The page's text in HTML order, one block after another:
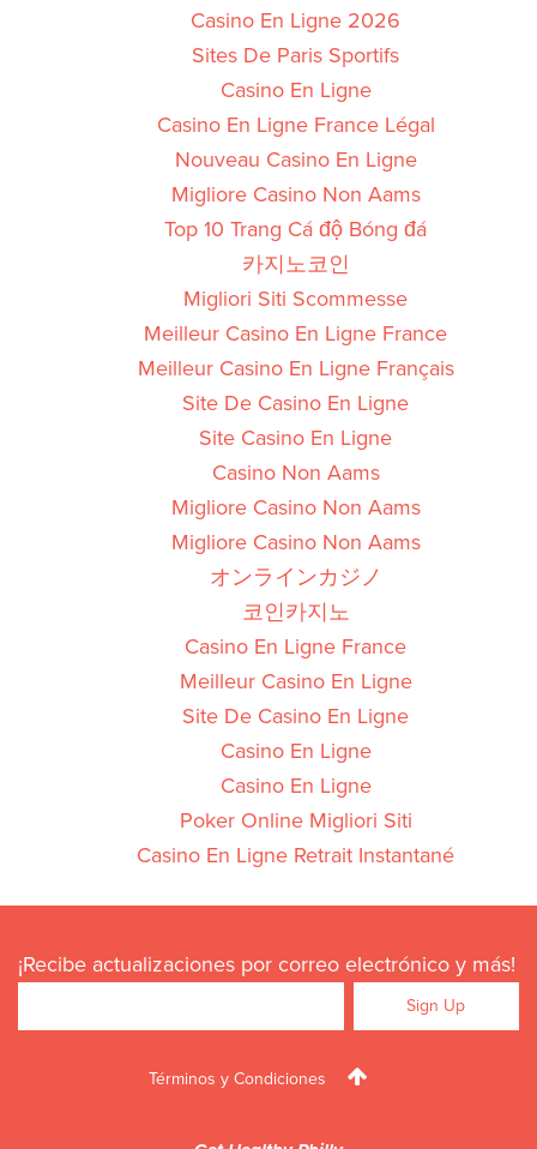
Casino En Ligne 2026
Sites De Paris Sportifs
Casino En Ligne
Casino En Ligne France Légal
Nouveau Casino En Ligne
Migliore Casino Non Aams
Top 10 Trang Cá độ Bóng đá
카지노코인
Migliori Siti Scommesse
Meilleur Casino En Ligne France
Meilleur Casino En Ligne Français
Site De Casino En Ligne
Site Casino En Ligne
Casino Non Aams
Migliore Casino Non Aams
Migliore Casino Non Aams
オンラインカジノ
코인카지노
Casino En Ligne France
Meilleur Casino En Ligne
Site De Casino En Ligne
Casino En Ligne
Casino En Ligne
Poker Online Migliori Siti
Casino En Ligne Retrait Instantané
¡Recibe actualizaciones por correo electrónico y más!
Términos y Condiciones